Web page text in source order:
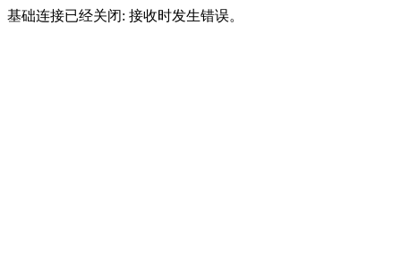
基础连接已经关闭: 接收时发生错误。